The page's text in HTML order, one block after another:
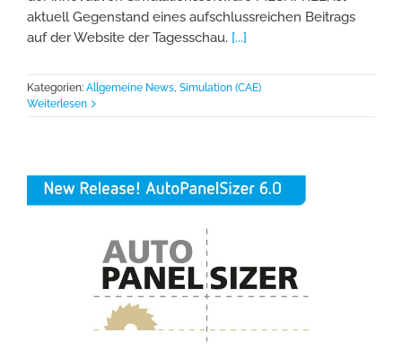
aktuell Gegenstand eines aufschlussreichen Beitrags
auf der Website der Tagesschau. [...]
Kategorien: Allgemeine News, Simulation (CAE)
Weiterlesen